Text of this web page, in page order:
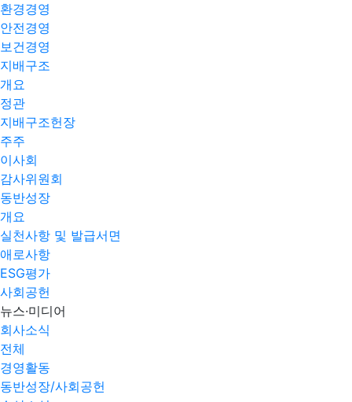
환경경영
안전경영
보건경영
지배구조
개요
정관
지배구조헌장
주주
이사회
감사위원회
동반성장
개요
실천사항 및 발급서면
애로사항​
ESG평가
사회공헌
뉴스·미디어
회사소식
전체
경영활동
동반성장/사회공헌